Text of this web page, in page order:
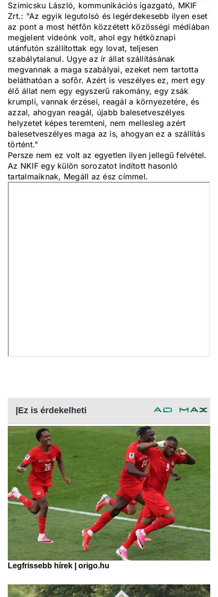
Szimicsku László, kommunikációs igazgató, MKIF
Zrt.: "Az egyik legutolsó és legérdekesebb ilyen eset
az pont a most hétfőn közzétett közösségi médiában
megjelent videónk volt, ahol egy hétköznapi
utánfutón szállítottak egy lovat, teljesen
szabálytalanul. Ugye az ír állat szállításának
megvannak a maga szabályai, ezeket nem tartotta
beláthatóan a sofőr. Azért is veszélyes ez, mert egy
élő állat nem egy egyszerű rakomány, egy zsák
krumpli, vannak érzései, reagál a környezetére, és
azzal, ahogyan reagál, újabb balesetveszélyes
helyzetet képes teremteni, nem mellesleg azért
balesetveszélyes maga az is, ahogyan ez a szállítás
történt."
Persze nem ez volt az egyetlen ilyen jellegű felvétel.
Az NKIF egy külön sorozatot indított hasonló
tartalmaiknak, Megáll az ész címmel.